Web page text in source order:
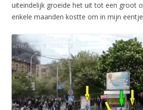
uiteindelijk groeide het uit tot een groot
enkele maanden kostte om in mijn